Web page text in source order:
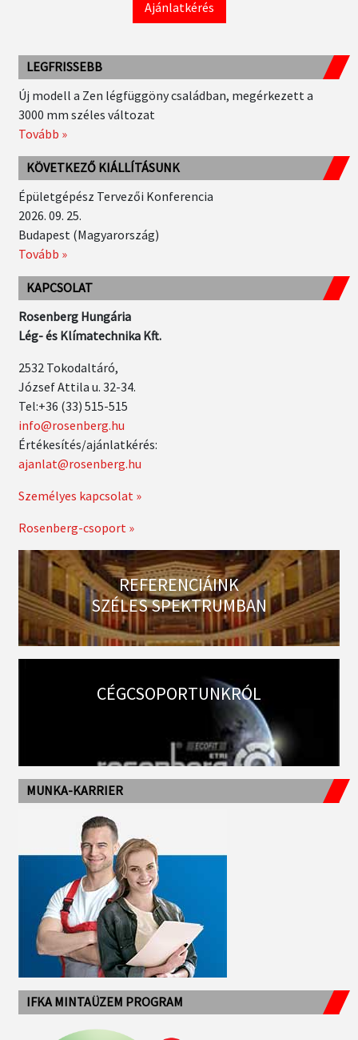
Ajánlatkérés
LEGFRISSEBB
Új modell a Zen légfüggöny családban, megérkezett a
3000 mm széles változat
Tovább »
KÖVETKEZŐ KIÁLLÍTÁSUNK
Épületgépész Tervezői Konferencia
2026. 09. 25.
Budapest (Magyarország)
Tovább »
KAPCSOLAT
Rosenberg Hungária
Lég- és Klímatechnika Kft.
2532 Tokodaltáró,
József Attila u. 32-34.
Tel:+36 (33) 515-515
info@rosenberg.hu
Értékesítés/ajánlatkérés:
ajanlat@rosenberg.hu
Személyes kapcsolat »
Rosenberg-csoport »
REFERENCIÁINK
SZÉLES SPEKTRUMBAN
CÉGCSOPORTUNKRÓL
MUNKA-KARRIER
IFKA MINTAÜZEM PROGRAM